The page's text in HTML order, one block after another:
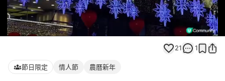
100.00%
Unmute
21 1
節日限定 情人節 農曆新年